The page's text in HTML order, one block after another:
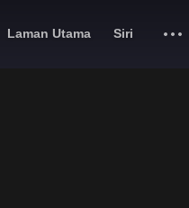
Laman Utama Siri